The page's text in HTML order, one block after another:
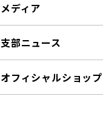
メディア
支部ニュース
オフィシャルショップ